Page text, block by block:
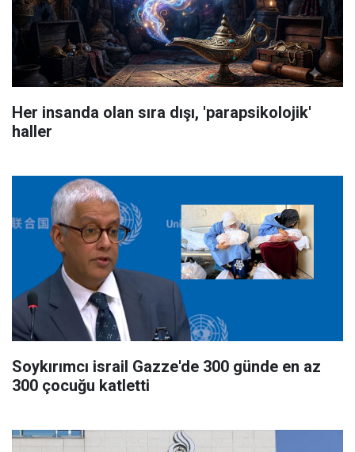
Her insanda olan sıra dışı, 'parapsikolojik'
haller
Soykırımcı israil Gazze'de 300 günde en az
300 çocuğu katletti